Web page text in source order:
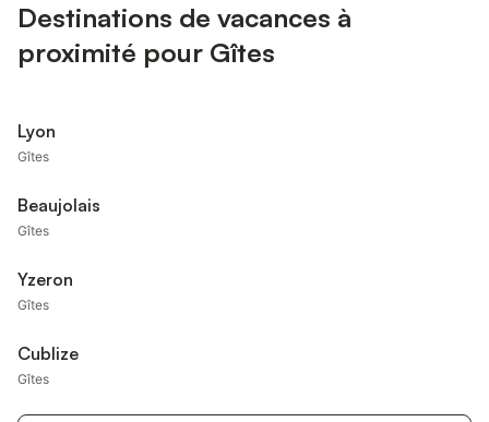
Destinations de vacances à
proximité pour Gîtes
Lyon
Gîtes
Beaujolais
Gîtes
Yzeron
Gîtes
Cublize
Gîtes